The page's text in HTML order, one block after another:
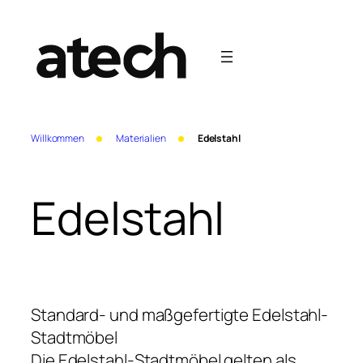
Inhalt
springen
Willkommen Materialien Edelstahl
Edelstahl
Standard- und maßgefertigte Edelstahl-
Stadtmöbel